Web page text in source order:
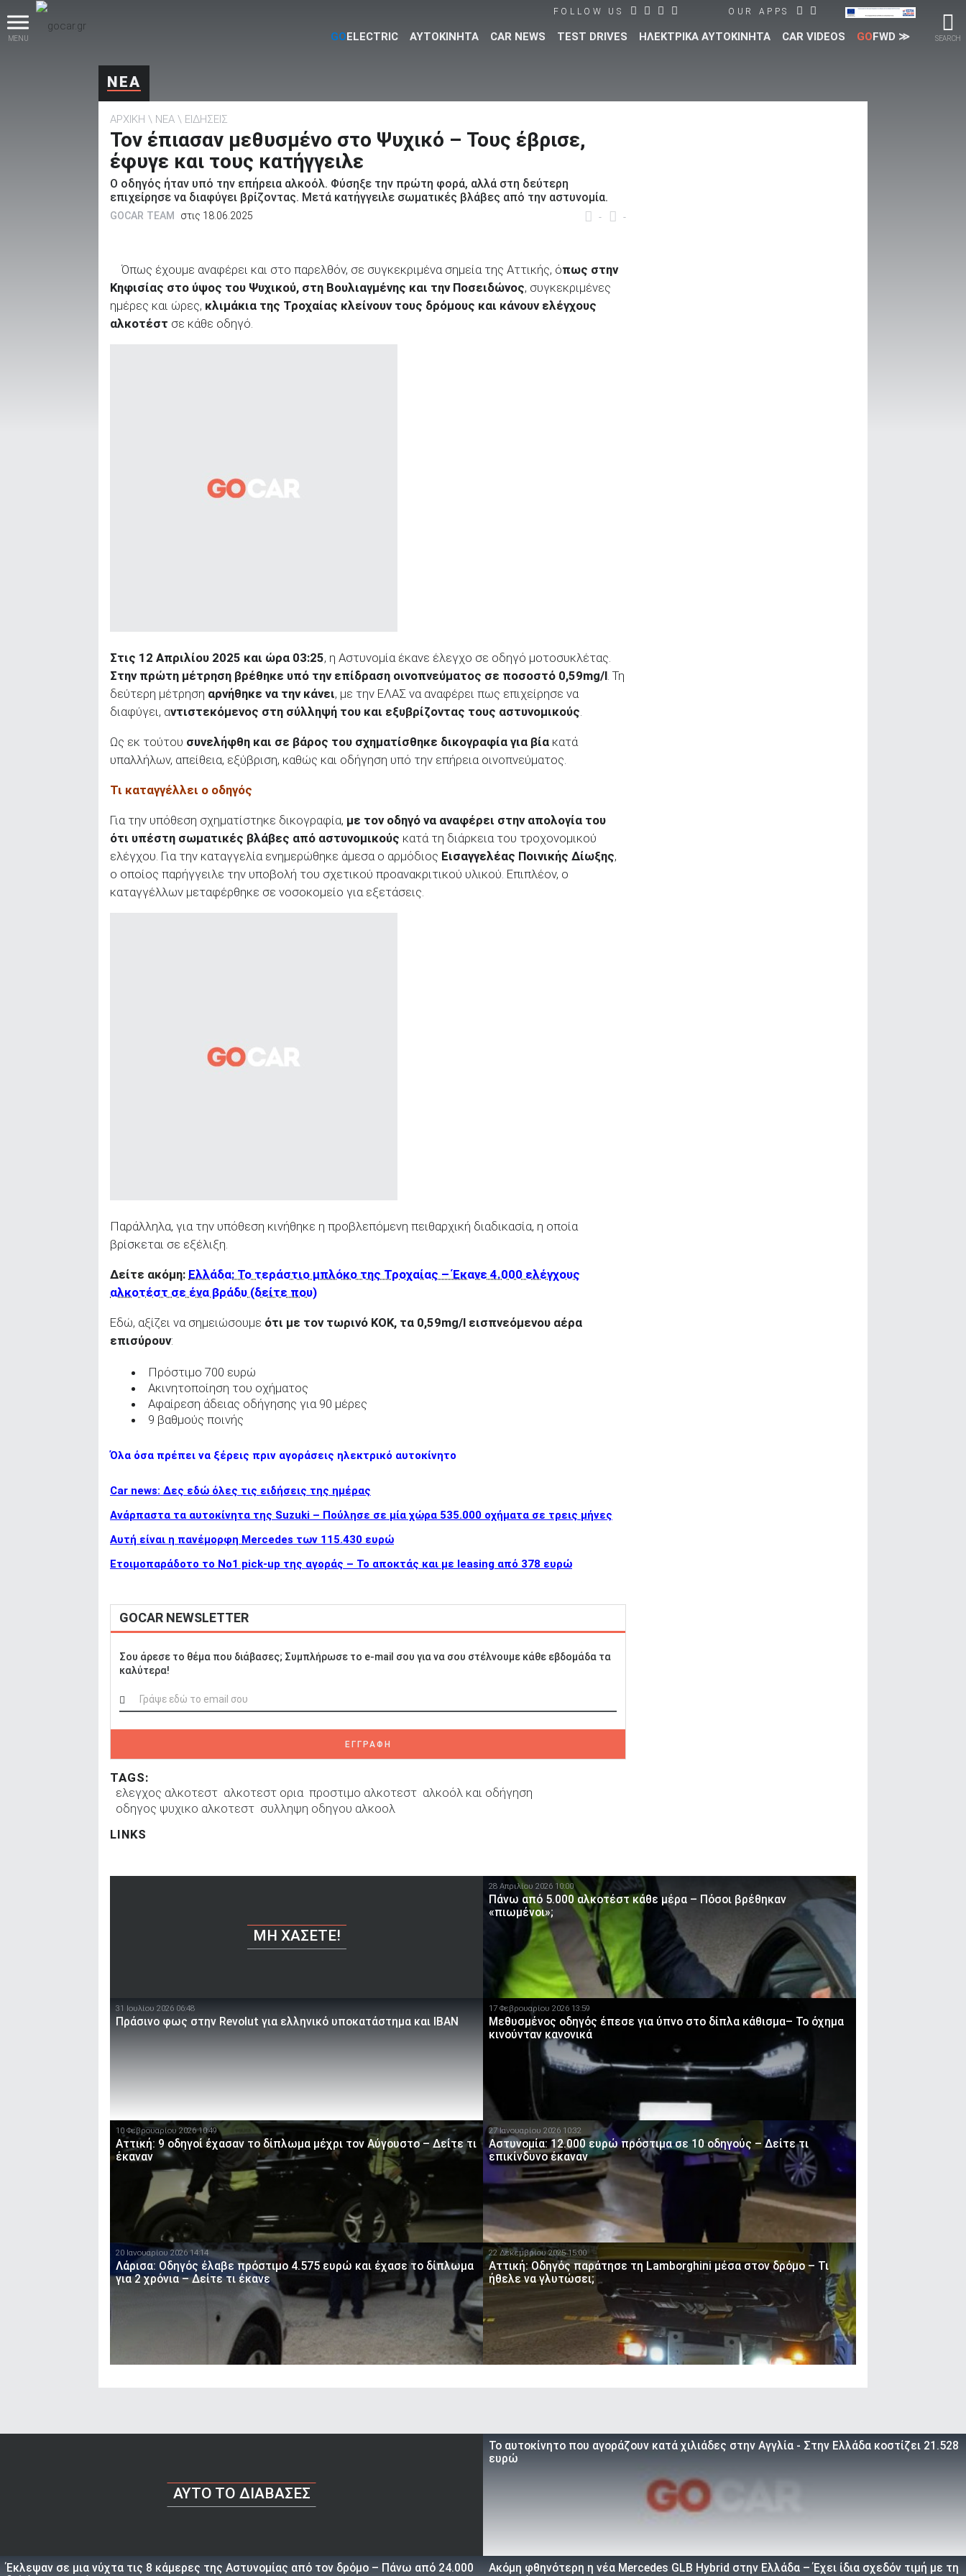
MENU SEARCH
FOLLOW US OUR APPS
GOELECTRIC ΑΥΤΟΚΙΝΗΤΑ CAR NEWS TEST DRIVES ΗΛΕΚΤΡΙΚΑ ΑΥΤΟΚΙΝΗΤΑ CAR VIDEOS GOFWD ≫
Βρες τα πάντα για το αυτοκίνητο!
βρες το!
ΑΝΑΖΗΤΗΣΗ
ΝΕΑ
ΑΡΧΙΚΗ ΝΕΑ ΕΙΔΗΣΕΙΣ
Τον έπιασαν μεθυσμένο στο Ψυχικό – Τους έβρισε,
έφυγε και τους κατήγγειλε
Ο οδηγός ήταν υπό την επήρεια αλκοόλ. Φύσηξε την πρώτη φορά, αλλά στη δεύτερη
επιχείρησε να διαφύγει βρίζοντας. Μετά κατήγγειλε σωματικές βλάβες από την αστυνομία.
- -
GOCAR TEAM στις 18.06.2025
Όπως έχουμε αναφέρει και στο παρελθόν, σε συγκεκριμένα σημεία της Αττικής, όπως στην
Κηφισίας στο ύψος του Ψυχικού, στη Βουλιαγμένης και την Ποσειδώνος, συγκεκριμένες
ημέρες και ώρες, κλιμάκια της Τροχαίας κλείνουν τους δρόμους και κάνουν ελέγχους
αλκοτέστ σε κάθε οδηγό.
Στις 12 Απριλίου 2025 και ώρα 03:25, η Αστυνομία έκανε έλεγχο σε οδηγό μοτοσυκλέτας.
Στην πρώτη μέτρηση βρέθηκε υπό την επίδραση οινοπνεύματος σε ποσοστό 0,59mg/l. Τη
δεύτερη μέτρηση αρνήθηκε να την κάνει, με την ΕΛΑΣ να αναφέρει πως επιχείρησε να
διαφύγει, αντιστεκόμενος στη σύλληψή του και εξυβρίζοντας τους αστυνομικούς.
Ως εκ τούτου συνελήφθη και σε βάρος του σχηματίσθηκε δικογραφία για βία κατά
υπαλλήλων, απείθεια, εξύβριση, καθώς και οδήγηση υπό την επήρεια οινοπνεύματος.
Τι καταγγέλλει ο οδηγός
Για την υπόθεση σχηματίστηκε δικογραφία, με τον οδηγό να αναφέρει στην απολογία του
ότι υπέστη σωματικές βλάβες από αστυνομικούς κατά τη διάρκεια του τροχονομικού
ελέγχου. Για την καταγγελία ενημερώθηκε άμεσα ο αρμόδιος Εισαγγελέας Ποινικής Δίωξης,
ο οποίος παρήγγειλε την υποβολή του σχετικού προανακριτικού υλικού. Επιπλέον, ο
καταγγέλλων μεταφέρθηκε σε νοσοκομείο για εξετάσεις.
Παράλληλα, για την υπόθεση κινήθηκε η προβλεπόμενη πειθαρχική διαδικασία, η οποία
βρίσκεται σε εξέλιξη.
Δείτε ακόμη: Ελλάδα: Το τεράστιο μπλόκο της Τροχαίας – Έκανε 4.000 ελέγχους
αλκοτέστ σε ένα βράδυ (δείτε που)
Εδώ, αξίζει να σημειώσουμε ότι με τον τωρινό ΚΟΚ, τα 0,59mg/l εισπνεόμενου αέρα
επισύρουν:
Πρόστιμο 700 ευρώ
Ακινητοποίηση του οχήματος
Αφαίρεση άδειας οδήγησης για 90 μέρες
9 βαθμούς ποινής
Όλα όσα πρέπει να ξέρεις πριν αγοράσεις ηλεκτρικό αυτοκίνητο
Car news: Δες εδώ όλες τις ειδήσεις της ημέρας
Ανάρπαστα τα αυτοκίνητα της Suzuki – Πούλησε σε μία χώρα 535.000 οχήματα σε τρεις μήνες
Αυτή είναι η πανέμορφη Mercedes των 115.430 ευρώ
Ετοιμοπαράδοτο το Νο1 pick-up της αγοράς – Το αποκτάς και με leasing από 378 ευρώ
GOCAR NEWSLETTER
Σου άρεσε το θέμα που διάβασες; Συμπλήρωσε το e-mail σου για να σου στέλνουμε κάθε εβδομάδα τα
καλύτερα!
ΕΓΓΡΑΦΗ
TAGS:
ελεγχος αλκοτεστ αλκοτεστ ορια προστιμο αλκοτεστ αλκοόλ και οδήγηση
οδηγος ψυχικο αλκοτεστ συλληψη οδηγου αλκοολ
LINKS
ΜΗ ΧΆΣΕΤΕ!
28 Απριλίου 2026 10:00
Πάνω από 5.000 αλκοτέστ κάθε μέρα – Πόσοι βρέθηκαν
«πιωμένοι»;
31 Ιουλίου 2026 06:48
Πράσινο φως στην Revolut για ελληνικό υποκατάστημα και IBAN
17 Φεβρουαρίου 2026 13:59
Μεθυσμένος οδηγός έπεσε για ύπνο στο δίπλα κάθισμα– Το όχημα
κινούνταν κανονικά
10 Φεβρουαρίου 2026 10:49
Αττική: 9 οδηγοί έχασαν το δίπλωμα μέχρι τον Αύγουστο – Δείτε τι
έκαναν
27 Ιανουαρίου 2026 10:32
Αστυνομία: 12.000 ευρώ πρόστιμα σε 10 οδηγούς – Δείτε τι
επικίνδυνο έκαναν
20 Ιανουαρίου 2026 14:14
Λάρισα: Οδηγός έλαβε πρόστιμο 4.575 ευρώ και έχασε το δίπλωμα
για 2 χρόνια – Δείτε τι έκανε
22 Δεκεμβρίου 2025 15:00
Αττική: Οδηγός παράτησε τη Lamborghini μέσα στον δρόμο – Τι
ήθελε να γλυτώσει;
AYTO TO ΔΙΑΒΑΣΕΣ
To αυτοκίνητο που αγοράζουν κατά χιλιάδες στην Αγγλία - Στην Ελλάδα κοστίζει 21.528
ευρώ
Έκλεψαν σε μια νύχτα τις 8 κάμερες της Αστυνομίας από τον δρόμο – Πάνω από 24.000
Ακόμη φθηνότερη η νέα Mercedes GLB Hybrid στην Ελλάδα – Έχει ίδια σχεδόν τιμή με τη